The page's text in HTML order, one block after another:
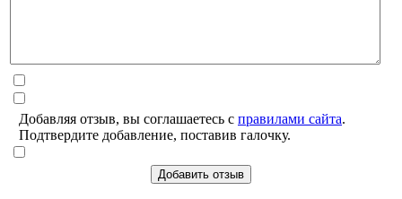
Добавляя отзыв, вы соглашаетесь с правилами сайта.
Подтвердите добавление, поставив галочку.
Добавить отзыв